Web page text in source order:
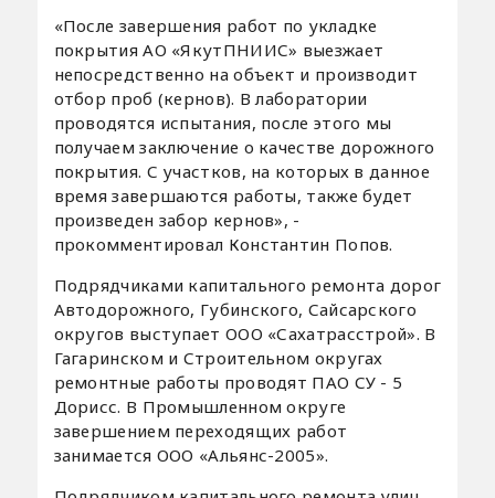
«После завершения работ по укладке
покрытия АО «ЯкутПНИИС» выезжает
непосредственно на объект и производит
отбор проб (кернов). В лаборатории
проводятся испытания, после этого мы
получаем заключение о качестве дорожного
покрытия. С участков, на которых в данное
время завершаются работы, также будет
произведен забор кернов», -
прокомментировал Константин Попов.
Подрядчиками капитального ремонта дорог
Автодорожного, Губинского, Сайсарского
округов выступает ООО «Сахатрасстрой». В
Гагаринском и Строительном округах
ремонтные работы проводят ПАО СУ - 5
Дорисс. В Промышленном округе
завершением переходящих работ
занимается ООО «Альянс-2005».